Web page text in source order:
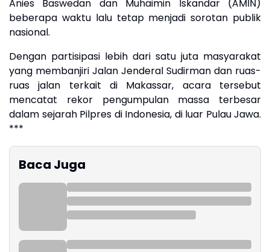
Anies Baswedan dan Muhaimin Iskandar (AMIN)
beberapa waktu lalu tetap menjadi sorotan publik
nasional.
Dengan partisipasi lebih dari satu juta masyarakat
yang membanjiri Jalan Jenderal Sudirman dan ruas-
ruas jalan terkait di Makassar, acara tersebut
mencatat rekor pengumpulan massa terbesar
dalam sejarah Pilpres di Indonesia, di luar Pulau Jawa.
***
Baca Juga